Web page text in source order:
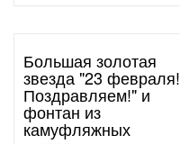
Большая золотая
звезда "23 февраля!
Поздравляем!" и
фонтан из
камуфляжных